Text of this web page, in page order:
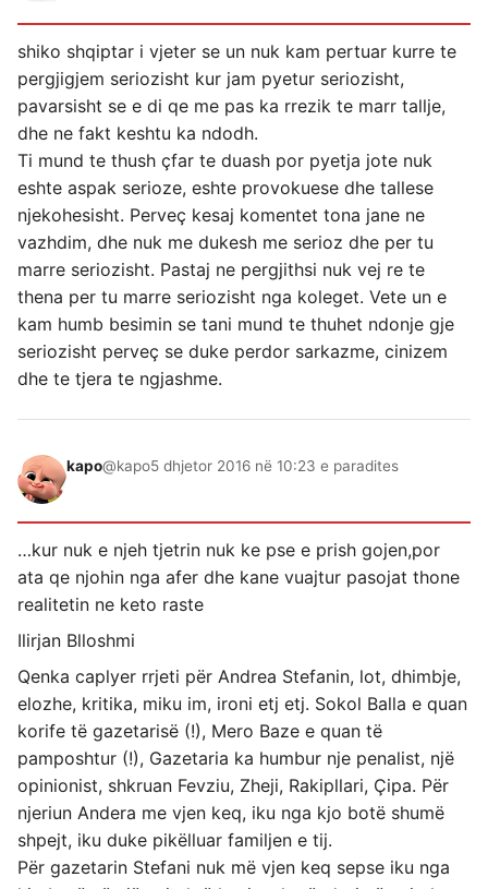
shiko shqiptar i vjeter se un nuk kam pertuar kurre te
pergjigjem seriozisht kur jam pyetur seriozisht,
pavarsisht se e di qe me pas ka rrezik te marr tallje,
dhe ne fakt keshtu ka ndodh.
Ti mund te thush çfar te duash por pyetja jote nuk
eshte aspak serioze, eshte provokuese dhe tallese
njekohesisht. Perveç kesaj komentet tona jane ne
vazhdim, dhe nuk me dukesh me serioz dhe per tu
marre seriozisht. Pastaj ne pergjithsi nuk vej re te
thena per tu marre seriozisht nga koleget. Vete un e
kam humb besimin se tani mund te thuhet ndonje gje
seriozisht perveç se duke perdor sarkazme, cinizem
dhe te tjera te ngjashme.
kapo@kapo5 dhjetor 2016 në 10:23 e paradites
…kur nuk e njeh tjetrin nuk ke pse e prish gojen,por
ata qe njohin nga afer dhe kane vuajtur pasojat thone
realitetin ne keto raste
Ilirjan Blloshmi
Qenka caplyer rrjeti për Andrea Stefanin, lot, dhimbje,
elozhe, kritika, miku im, ironi etj etj. Sokol Balla e quan
korife të gazetarisë (!), Mero Baze e quan të
pamposhtur (!), Gazetaria ka humbur nje penalist, një
opinionist, shkruan Fevziu, Zheji, Rakipllari, Çipa. Për
njeriun Andera me vjen keq, iku nga kjo botë shumë
shpejt, iku duke pikëlluar familjen e tij.
Për gazetarin Stefani nuk më vjen keq sepse iku nga